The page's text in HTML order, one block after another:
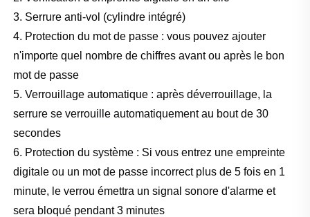
3. Serrure anti-vol (cylindre intégré)
4. Protection du mot de passe : vous pouvez ajouter
n'importe quel nombre de chiffres avant ou après le bon
mot de passe
5. Verrouillage automatique : après déverrouillage, la
serrure se verrouille automatiquement au bout de 30
secondes
6. Protection du système : Si vous entrez une empreinte
digitale ou un mot de passe incorrect plus de 5 fois en 1
minute, le verrou émettra un signal sonore d'alarme et
sera bloqué pendant 3 minutes